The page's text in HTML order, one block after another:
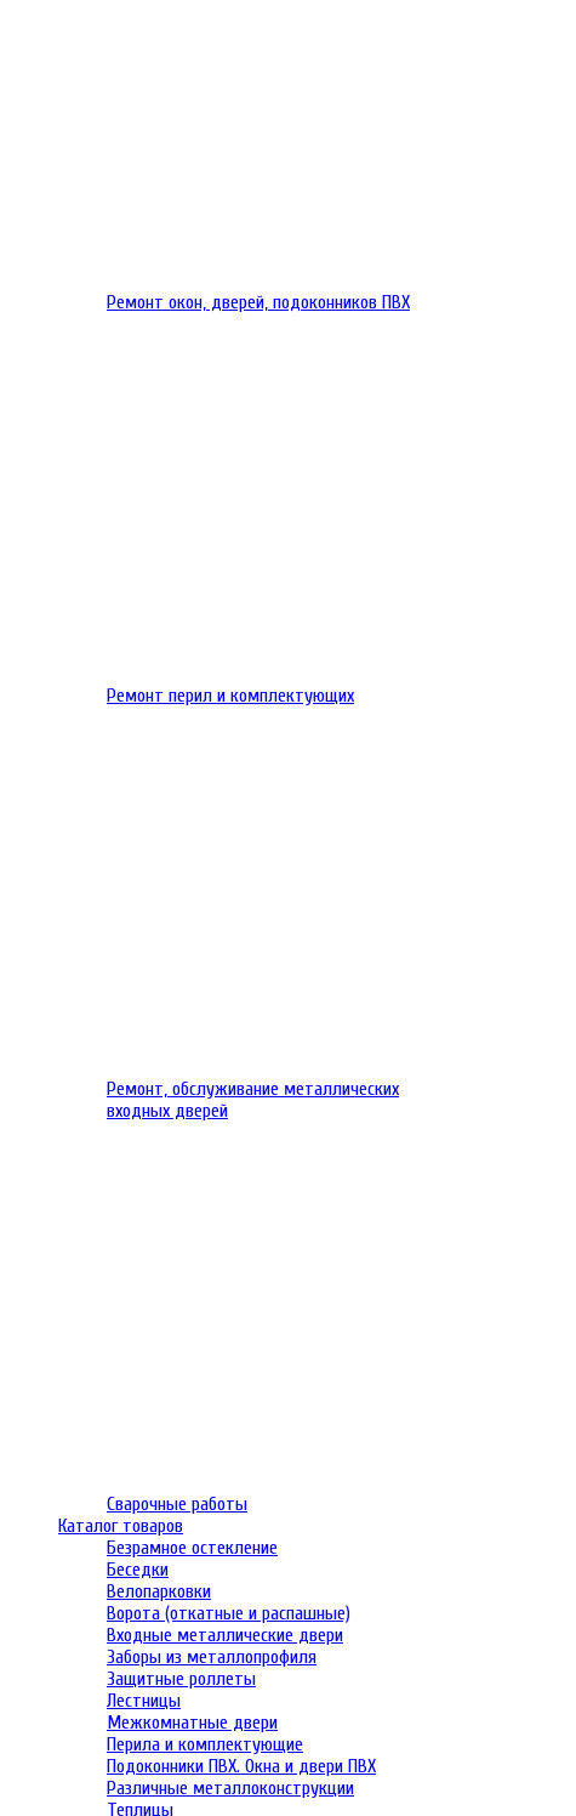
Ремонт окон, дверей, подоконников ПВХ
Ремонт перил и комплектующих
Ремонт, обслуживание металлических
входных дверей
Сварочные работы
Каталог товаров
Безрамное остекление
Беседки
Велопарковки
Ворота (откатные и распашные)
Входные металлические двери
Заборы из металлопрофиля
Защитные роллеты
Лестницы
Межкомнатные двери
Перила и комплектующие
Подоконники ПВХ. Окна и двери ПВХ
Различные металлоконструкции
Теплицы